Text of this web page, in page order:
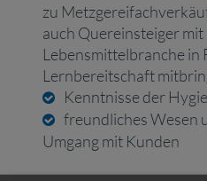
zu
auch Quereinsteiger
Lebensmittelbranche in
Lernbereitschaft
Kenntnisse der
freundliches Wesen
Umgang mit Kunden